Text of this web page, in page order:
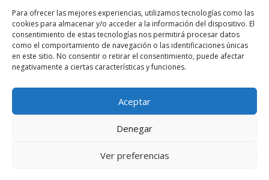
Para ofrecer las mejores experiencias, utilizamos tecnologías como las
cookies para almacenar y/o acceder a la información del dispositivo. El
consentimiento de estas tecnologías nos permitirá procesar datos
como el comportamiento de navegación o las identificaciones únicas
en este sitio. No consentir o retirar el consentimiento, puede afectar
negativamente a ciertas características y funciones.
Aceptar
Denegar
Ver preferencias
REDES SOCIALES